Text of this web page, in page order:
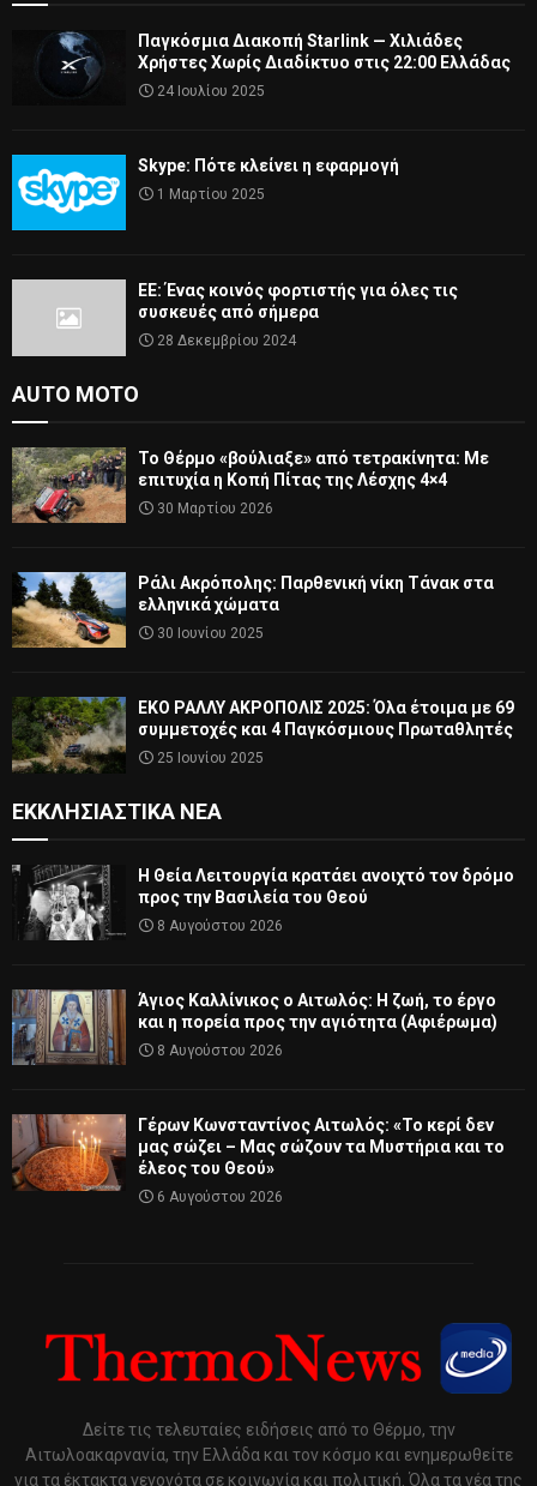
Παγκόσμια Διακοπή Starlink — Χιλιάδες
Χρήστες Χωρίς Διαδίκτυο στις 22:00 Ελλάδας
24 Ιουλίου 2025
Skype: Πότε κλείνει η εφαρμογή
1 Μαρτίου 2025
ΕΕ: Ένας κοινός φορτιστής για όλες τις
συσκευές από σήμερα
28 Δεκεμβρίου 2024
AUTO MOTO
Το Θέρμο «βούλιαξε» από τετρακίνητα: Με
επιτυχία η Κοπή Πίτας της Λέσχης 4×4
30 Μαρτίου 2026
Ράλι Ακρόπολης: Παρθενική νίκη Τάνακ στα
ελληνικά χώματα
30 Ιουνίου 2025
ΕΚΟ ΡΑΛΛΥ ΑΚΡΟΠΟΛΙΣ 2025: Όλα έτοιμα με 69
συμμετοχές και 4 Παγκόσμιους Πρωταθλητές
25 Ιουνίου 2025
ΕΚΚΛΗΣΙΑΣΤΙΚΆ ΝΈΑ
Η Θεία Λειτουργία κρατάει ανοιχτό τον δρόμο
προς την Βασιλεία του Θεού
8 Αυγούστου 2026
Άγιος Καλλίνικος ο Αιτωλός: Η ζωή, το έργο
και η πορεία προς την αγιότητα (Αφιέρωμα)
8 Αυγούστου 2026
Γέρων Κωνσταντίνος Αιτωλός: «Το κερί δεν
μας σώζει – Μας σώζουν τα Μυστήρια και το
έλεος του Θεού»
6 Αυγούστου 2026
Δείτε τις τελευταίες ειδήσεις από το Θέρμο, την
Αιτωλοακαρνανία, την Ελλάδα και τον κόσμο και ενημερωθείτε
για τα έκτακτα γεγονότα σε κοινωνία και πολιτική. Όλα τα νέα της